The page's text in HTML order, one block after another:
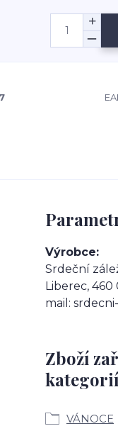
Výrobce
Srdeční
Liberec, 460
mail:
Zboží
VÁNOCE